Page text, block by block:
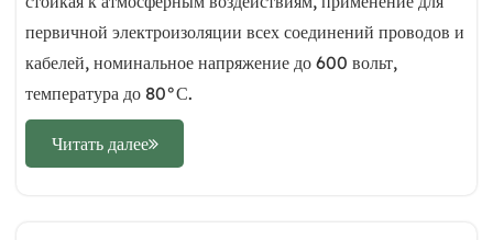
первичной электроизоляции всех соединений проводов и
кабелей, номинальное напряжение до 600 вольт,
температура до 80°С.
Читать далее